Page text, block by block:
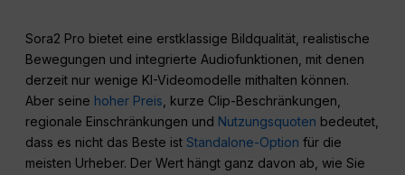
Sora2 Pro bietet eine erstklassige Bildqualität, realistische
Bewegungen und integrierte Audiofunktionen, mit denen
derzeit nur wenige KI-Videomodelle mithalten können.
Aber seine hoher Preis , kurze Clip-Beschränkungen,
regionale Einschränkungen und Nutzungsquoten bedeutet,
dass es nicht das Beste istStandalone-Option für die
meisten Urheber. Der Wert hängt ganz davon ab, wie Sie